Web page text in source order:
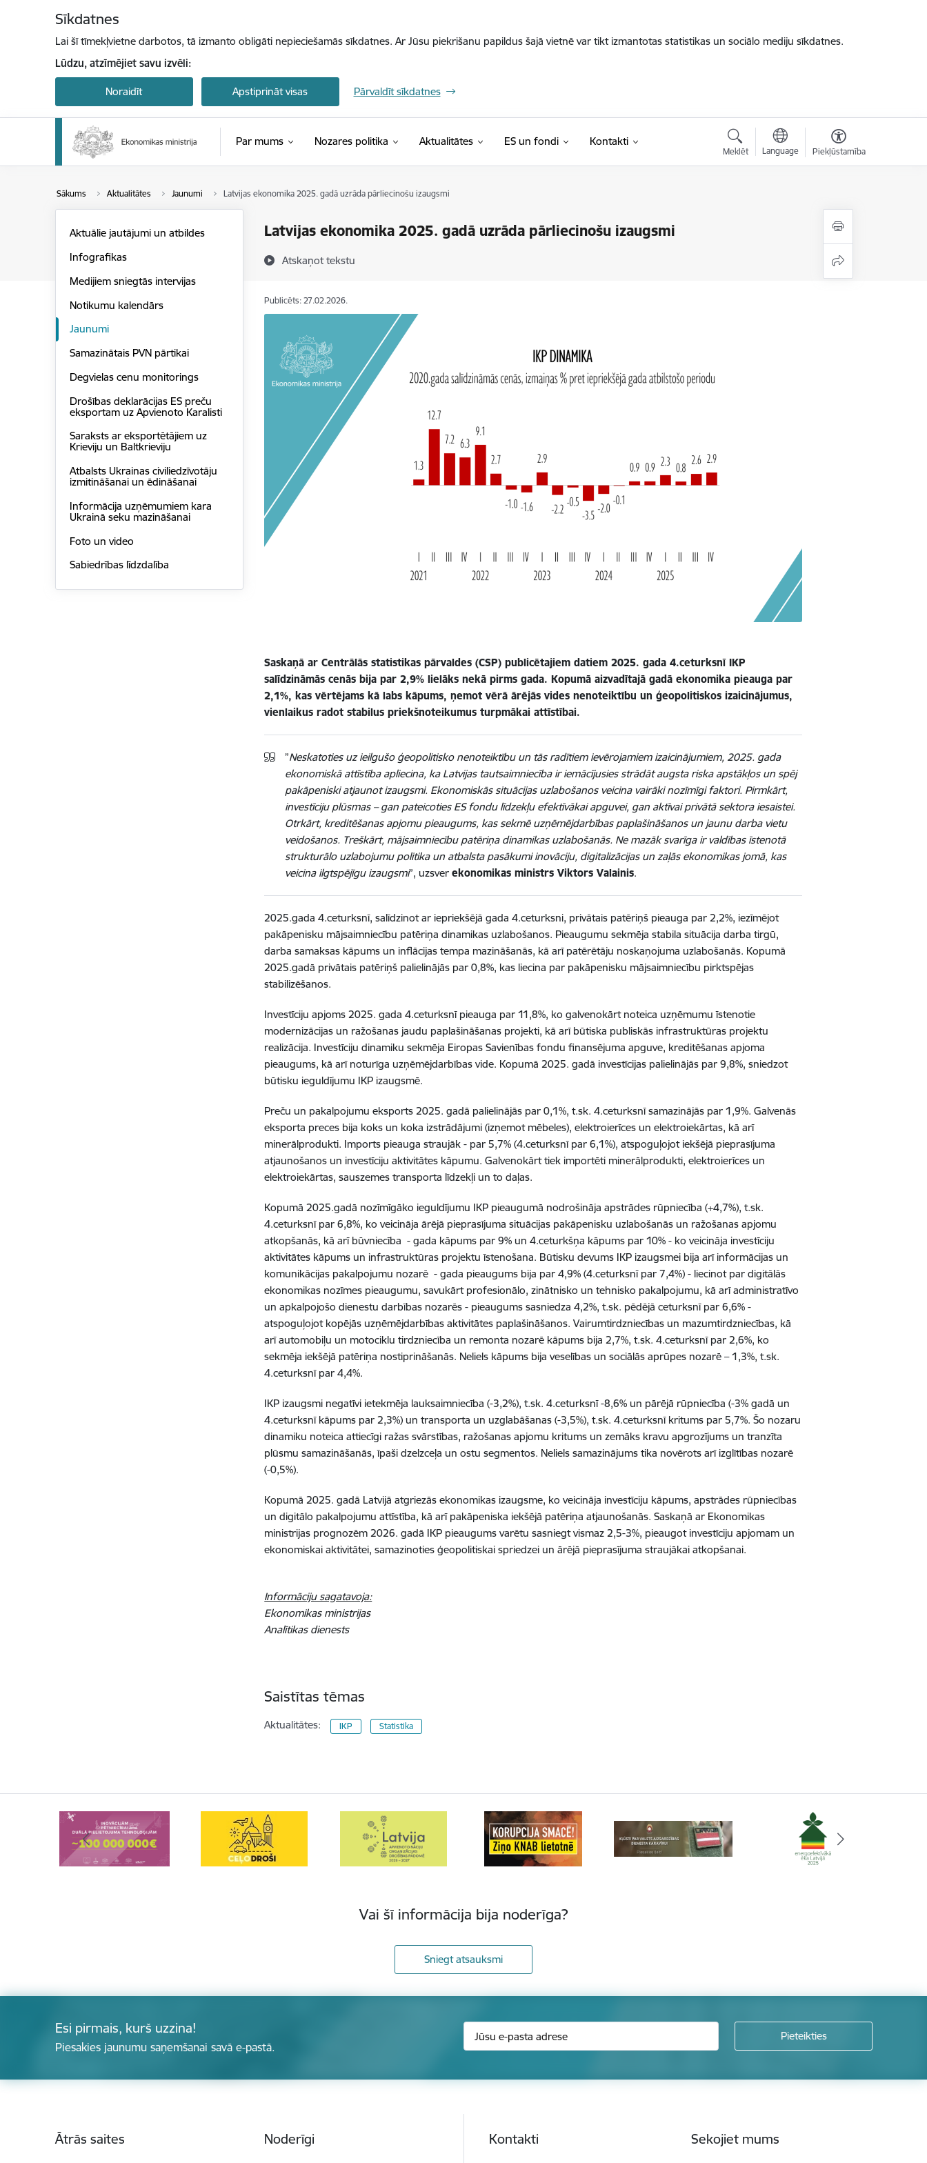
Sīkdatnes
Lai šī tīmekļvietne darbotos, tā izmanto obligāti nepieciešamās sīkdatnes. Ar Jūsu piekrišanu papildus šajā vietnē var tikt izmantotas statistikas un sociālo mediju sīkdatnes.
Lūdzu, atzīmējiet savu izvēli:
Noraidīt Apstiprināt visas Pārvaldīt sīkdatnes
Par mums Nozares politika Aktualitātes ES un fondi Kontakti
Meklēt Language Piekļūstamība
Sākums Aktualitātes Jaunumi Latvijas ekonomika 2025. gadā uzrāda pārliecinošu izaugsmi
Latvijas ekonomika 2025. gadā uzrāda pārliecinošu izaugsmi
Atskaņot tekstu
Aktuālie jautājumi un atbildes
Infografikas
Medijiem sniegtās intervijas
Notikumu kalendārs
Jaunumi
Samazinātais PVN pārtikai
Degvielas cenu monitorings
Drošības deklarācijas ES preču
eksportam uz Apvienoto Karalisti
Saraksts ar eksportētājiem uz
Krieviju un Baltkrieviju
Atbalsts Ukrainas civiliedzīvotāju
izmitināšanai un ēdināšanai
Informācija uzņēmumiem kara
Ukrainā seku mazināšanai
Foto un video
Sabiedrības līdzdalība
Publicēts: 27.02.2026.
Saskaņā ar Centrālās statistikas pārvaldes (CSP) publicētajiem datiem 2025. gada 4.ceturksnī IKP
salīdzināmās cenās bija par 2,9% lielāks nekā pirms gada. Kopumā aizvadītajā gadā ekonomika pieauga par
2,1%, kas vērtējams kā labs kāpums, ņemot vērā ārējās vides nenoteiktību un ģeopolitiskos izaicinājumus,
vienlaikus radot stabilus priekšnoteikumus turpmākai attīstībai.
”Neskatoties uz ieilgušo ģeopolitisko nenoteiktību un tās radītiem ievērojamiem izaicinājumiem, 2025. gada
ekonomiskā attīstība apliecina, ka Latvijas tautsaimniecība ir iemācījusies strādāt augsta riska apstākļos un spēj
pakāpeniski atjaunot izaugsmi. Ekonomiskās situācijas uzlabošanos veicina vairāki nozīmīgi faktori. Pirmkārt,
investīciju plūsmas – gan pateicoties ES fondu līdzekļu efektīvākai apguvei, gan aktīvai privātā sektora iesaistei.
Otrkārt, kreditēšanas apjomu pieaugums, kas sekmē uzņēmējdarbības paplašināšanos un jaunu darba vietu
veidošanos. Treškārt, mājsaimniecību patēriņa dinamikas uzlabošanās. Ne mazāk svarīga ir valdības īstenotā
strukturālo uzlabojumu politika un atbalsta pasākumi inovāciju, digitalizācijas un zaļās ekonomikas jomā, kas
veicina ilgtspējīgu izaugsmi”, uzsverekonomikas ministrs Viktors Valainis.
2025.gada 4.ceturksnī, salīdzinot ar iepriekšējā gada 4.ceturksni, privātais patēriņš pieauga par 2,2%, iezīmējot
pakāpenisku mājsaimniecību patēriņa dinamikas uzlabošanos. Pieaugumu sekmēja stabila situācija darba tirgū,
darba samaksas kāpums un inflācijas tempa mazināšanās, kā arī patērētāju noskaņojuma uzlabošanās. Kopumā
2025.gadā privātais patēriņš palielinājās par 0,8%, kas liecina par pakāpenisku mājsaimniecību pirktspējas
stabilizēšanos.
Investīciju apjoms 2025. gada 4.ceturksnī pieauga par 11,8%, ko galvenokārt noteica uzņēmumu īstenotie
modernizācijas un ražošanas jaudu paplašināšanas projekti, kā arī būtiska publiskās infrastruktūras projektu
realizācija. Investīciju dinamiku sekmēja Eiropas Savienības fondu finansējuma apguve, kreditēšanas apjoma
pieaugums, kā arī noturīga uzņēmējdarbības vide. Kopumā 2025. gadā investīcijas palielinājās par 9,8%, sniedzot
būtisku ieguldījumu IKP izaugsmē.
Preču un pakalpojumu eksports 2025. gadā palielinājās par 0,1%, t.sk. 4.ceturksnī samazinājās par 1,9%. Galvenās
eksporta preces bija koks un koka izstrādājumi (izņemot mēbeles), elektroierīces un elektroiekārtas, kā arī
minerālprodukti. Imports pieauga straujāk - par 5,7% (4.ceturksnī par 6,1%), atspoguļojot iekšējā pieprasījuma
atjaunošanos un investīciju aktivitātes kāpumu. Galvenokārt tiek importēti minerālprodukti, elektroierīces un
elektroiekārtas, sauszemes transporta līdzekļi un to daļas.
Kopumā 2025.gadā nozīmīgāko ieguldījumu IKP pieaugumā nodrošināja apstrādes rūpniecība (+4,7%), t.sk.
4.ceturksnī par 6,8%, ko veicināja ārējā pieprasījuma situācijas pakāpenisku uzlabošanās un ražošanas apjomu
atkopšanās, kā arī būvniecība - gada kāpums par 9% un 4.ceturkšņa kāpums par 10% - ko veicināja investīciju
aktivitātes kāpums un infrastruktūras projektu īstenošana. Būtisku devums IKP izaugsmei bija arī informācijas un
komunikācijas pakalpojumu nozarē - gada pieaugums bija par 4,9% (4.ceturksnī par 7,4%) - liecinot par digitālās
ekonomikas nozīmes pieaugumu, savukārt profesionālo, zinātnisko un tehnisko pakalpojumu, kā arī administratīvo
un apkalpojošo dienestu darbības nozarēs - pieaugums sasniedza 4,2%, t.sk. pēdējā ceturksnī par 6,6% -
atspoguļojot kopējās uzņēmējdarbības aktivitātes paplašināšanos. Vairumtirdzniecības un mazumtirdzniecības, kā
arī automobiļu un motociklu tirdzniecība un remonta nozarē kāpums bija 2,7%, t.sk. 4.ceturksnī par 2,6%, ko
sekmēja iekšējā patēriņa nostiprināšanās. Neliels kāpums bija veselības un sociālās aprūpes nozarē – 1,3%, t.sk.
4.ceturksnī par 4,4%.
IKP izaugsmi negatīvi ietekmēja lauksaimniecība (-3,2%), t.sk. 4.ceturksnī -8,6% un pārējā rūpniecība (-3% gadā un
4.ceturksnī kāpums par 2,3%) un transporta un uzglabāšanas (-3,5%), t.sk. 4.ceturksnī kritums par 5,7%. Šo nozaru
dinamiku noteica attiecīgi ražas svārstības, ražošanas apjomu kritums un zemāks kravu apgrozījums un tranzīta
plūsmu samazināšanās, īpaši dzelzceļa un ostu segmentos. Neliels samazinājums tika novērots arī izglītības nozarē
(-0,5%).
Kopumā 2025. gadā Latvijā atgriezās ekonomikas izaugsme, ko veicināja investīciju kāpums, apstrādes rūpniecības
un digitālo pakalpojumu attīstība, kā arī pakāpeniska iekšējā patēriņa atjaunošanās. Saskaņā ar Ekonomikas
ministrijas prognozēm 2026. gadā IKP pieaugums varētu sasniegt vismaz 2,5-3%, pieaugot investīciju apjomam un
ekonomiskai aktivitātei, samazinoties ģeopolitiskai spriedzei un ārējā pieprasījuma straujākai atkopšanai.
Informāciju sagatavoja:
Ekonomikas ministrijas
Analītikas dienests
Saistītas tēmas
Aktualitātes: IKP Statistika
Vai šī informācija bija noderīga?
Sniegt atsauksmi
Esi pirmais, kurš uzzina!
Piesakies jaunumu saņemšanai savā e-pastā.
Ātrās saites Noderīgi Kontakti Sekojiet mums